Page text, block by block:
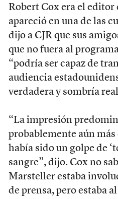
Robert Cox era el
apareció en una de las
dijo a CJR que sus
que no fuera al
“podría ser capaz de
audiencia
verdadera y sombría
“La impresión
probablemente aún
había sido un golpe de
sangre”, dijo. Cox no
Marsteller estaba
de prensa, pero estaba